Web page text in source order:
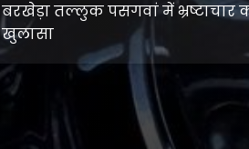
बरखेड़ा तल्लुक पसगवां में भ्रष्टाचार
खुलासा